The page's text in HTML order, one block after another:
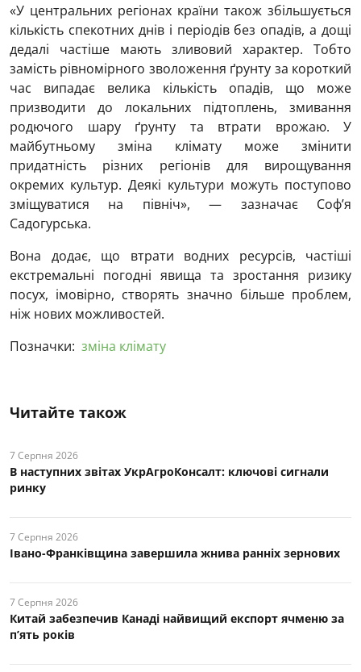
«У центральних регіонах країни також збільшується
кількість спекотних днів і періодів без опадів, а дощі
дедалі частіше мають зливовий характер. Тобто
замість рівномірного зволоження ґрунту за короткий
час випадає велика кількість опадів, що може
призводити до локальних підтоплень, змивання
родючого шару ґрунту та втрати врожаю. У
майбутньому зміна клімату може змінити
придатність різних регіонів для вирощування
окремих культур. Деякі культури можуть поступово
зміщуватися на північ», — зазначає Соф’я
Садогурська.
Вона додає, що втрати водних ресурсів, частіші
екстремальні погодні явища та зростання ризику
посух, імовірно, створять значно більше проблем,
ніж нових можливостей.
Позначки: зміна клімату
Читайте також
7 Серпня 2026
В наступних звітах УкрАгроКонсалт: ключові cигнали
ринку
7 Серпня 2026
Івано-Франківщина завершила жнива ранніх зернових
7 Серпня 2026
Китай забезпечив Канаді найвищий експорт ячменю за
п’ять років